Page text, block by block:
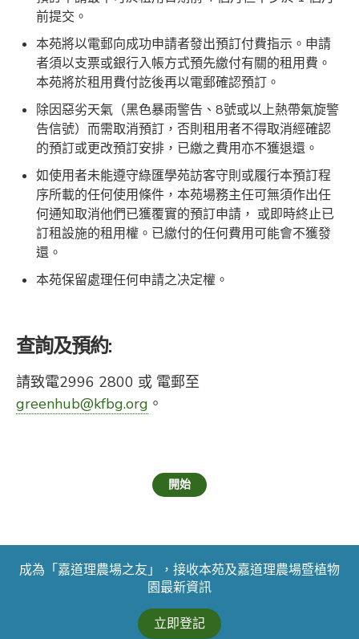
前提交。
本苑將以電郵向成功申請者發出預訂付費指示。申請
者須以支票或銀行入帳方式預先繳付有關的租用費。
本苑將於租用費付訖後再以電郵確認預訂。
除因惡劣天氣（黑色暴雨警告、8號或以上熱帶氣旋警
告信號）而需取消預訂，否則租用者不得取消經確認
的預訂或更改預訂安排，已繳之費用亦不獲退還。
如使用者未能遵守綠匯學苑訪客守則或履行本預訂程
序所載的任何使用條件，本苑場務主任可無須作出任
何通知取消他們已獲覆實的預訂申請， 或即時終止已
訂租設施的租用權。已繳付的任何費用可能會不獲發
還。
本苑保留處理任何申請之决定權。
查詢及預約:
請致電2996 2800 或 電郵至
greenhub@kfbg.org 。
開始
成為「嘉道理農場之友」，接收本苑及嘉道理農場暨植物
園最新資訊
立即登記